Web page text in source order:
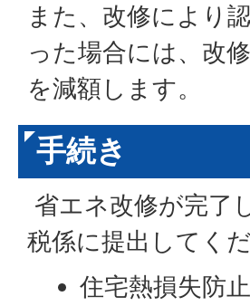
また、改修により
った場合には、改
を減額します。
手続き
省エネ改修が完了
税係に提出してくだ
住宅熱損失防